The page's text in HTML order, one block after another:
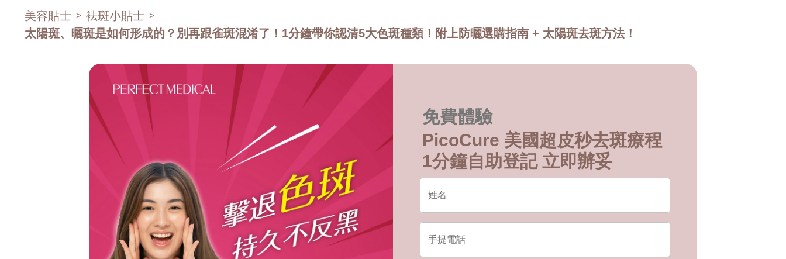
美容貼士 > 袪斑小貼士 >
太陽斑、曬斑是如何形成的？別再跟雀斑混淆了！1分鐘帶你認清5大色斑種類！附上防曬選購指南 + 太陽斑去斑方法！
免費體驗
PicoCure 美國超皮秒去斑療程
1分鐘自助登記 立即辦妥